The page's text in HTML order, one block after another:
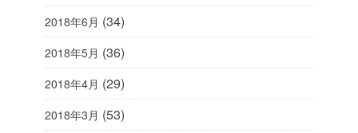
2018年6月 (34)
2018年5月 (36)
2018年4月 (29)
2018年3月 (53)